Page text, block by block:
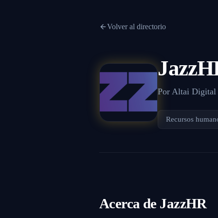
Volver al directorio
Por Altai Digital
Recursos
Acerca de JazzHR